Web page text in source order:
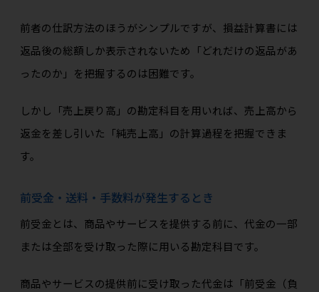
前者の仕訳方法のほうがシンプルですが、損益計算書には
返品後の総額しか表示されないため「どれだけの返品があ
ったのか」を把握するのは困難です。
しかし「売上戻り高」の勘定科目を用いれば、売上高から
返金を差し引いた「純売上高」の計算過程を把握できま
す。
前受金・送料・手数料が発生するとき
前受金とは、商品やサービスを提供する前に、代金の一部
または全部を受け取った際に用いる勘定科目です。
商品やサービスの提供前に受け取った代金は「前受金（負